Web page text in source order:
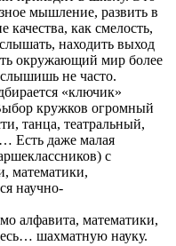
мышление, развить в
как смелость,
находить выход
окружающий мир более
не часто.
«ключик»
кружков огромный
танца, театральный,
Есть даже малая
с
математики,
научно-
алфавита, математики,
шахматную науку.